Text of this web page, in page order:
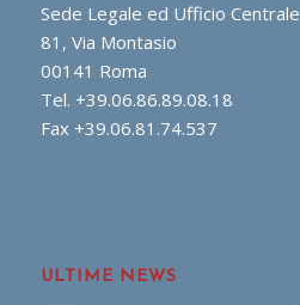
Sede Legale ed Ufficio Centrale
81, Via Montasio
00141 Roma
Tel. +39.06.86.89.08.18
Fax +39.06.81.74.537
ULTIME NEWS